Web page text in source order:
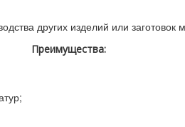
других изделий или
Преимущества: